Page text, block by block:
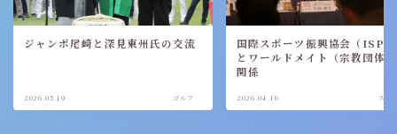
ジャンボ尾崎と深見東州氏の交流
2026.05.19 ゴルフ
国際スポーツ振興協会（ISPS
とワールドメイト（宗教団体
関係
2026.04.16 スポ